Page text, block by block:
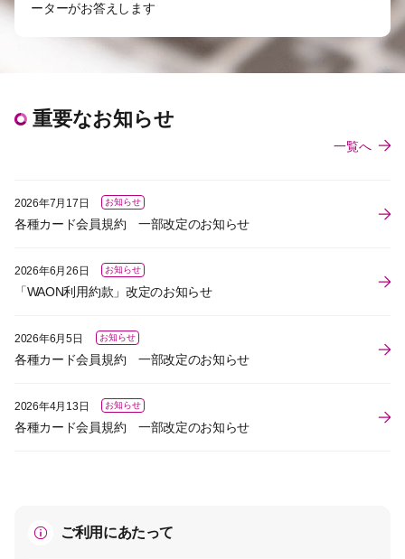
ーターがお答えします
重要なお知らせ
一覧へ
2026年7月17日 お知らせ
各種カード会員規約 一部改定のお知らせ
2026年6月26日 お知らせ
「WAON利用約款」改定のお知らせ
2026年6月5日 お知らせ
各種カード会員規約 一部改定のお知らせ
2026年4月13日 お知らせ
各種カード会員規約 一部改定のお知らせ
ご利用にあたって